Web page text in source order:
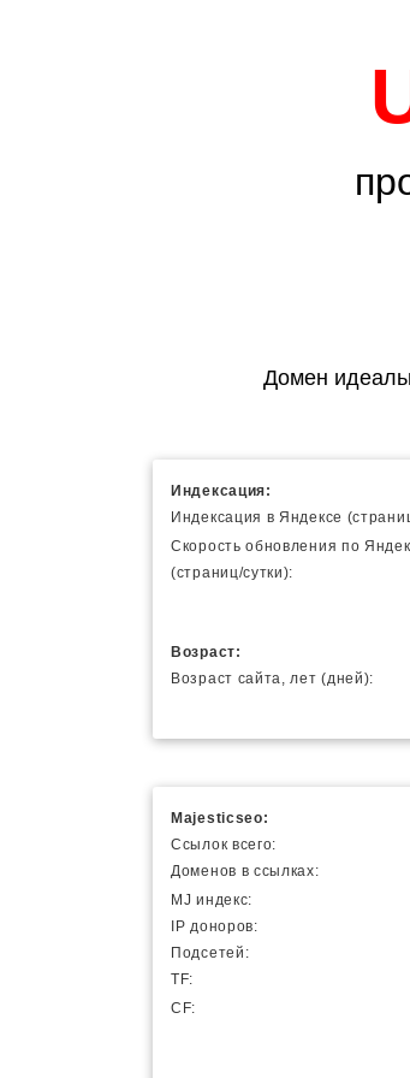
Домен
Индексация:
Индексация в Яндексе
Скорость обновления по
(страниц/сутки):
Возраст:
Возраст сайта, лет (дней):
Majesticseo:
Ссылок всего:
Доменов в ссылках:
MJ индекс:
IP доноров:
Подсетей:
TF:
CF: